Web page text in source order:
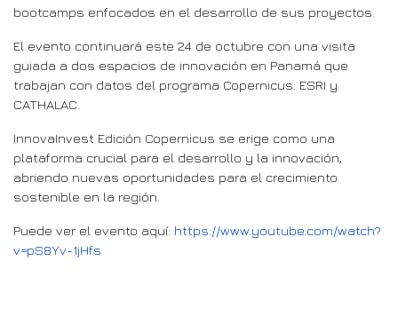
bootcamps enfocados en el desarrollo de sus proyectos.
El evento continuará este 24 de octubre con una visita
guiada a dos espacios de innovación en Panamá que
trabajan con datos del programa Copernicus: ESRI y
CATHALAC.
InnovaInvest Edición Copernicus se erige como una
plataforma crucial para el desarrollo y la innovación,
abriendo nuevas oportunidades para el crecimiento
sostenible en la región.
Puede ver el evento aquí: https://www.youtube.com/watch?
v=pS8Yv-1jHfs